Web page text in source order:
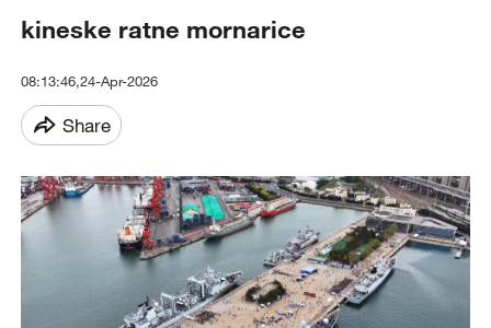
kineske ratne mornarice
08:13:46,24-Apr-2026
Share